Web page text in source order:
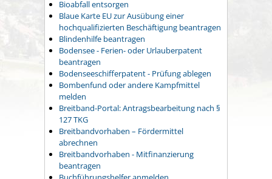
Bioabfall entsorgen
Blaue Karte EU zur Ausübung einer
hochqualifizierten Beschäftigung beantragen
Blindenhilfe beantragen
Bodensee - Ferien- oder Urlauberpatent
beantragen
Bodenseeschifferpatent - Prüfung ablegen
Bombenfund oder andere Kampfmittel
melden
Breitband-Portal: Antragsbearbeitung nach §
127 TKG
Breitbandvorhaben – Fördermittel
abrechnen
Breitbandvorhaben - Mitfinanzierung
beantragen